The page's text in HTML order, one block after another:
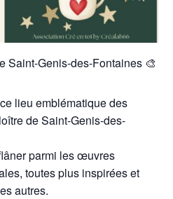
Saint-Genis-des-Fontaines 🎨
lieu emblématique des
de Saint-Genis-des-
parmi les œuvres
toutes plus inspirées et
autres.